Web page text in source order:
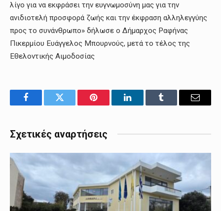
λίγο για να εκφράσει την ευγνωμοσύνη μας για την
ανιδιοτελή προσφορά ζωής και την έκφραση αλληλεγγύης
προς το συνάνθρωπο» δήλωσε ο Δήμαρχος Ραφήνας
Πικερμίου Ευάγγελος Μπουρνούς, μετά το τέλος της
Εθελοντικής Αιμοδοσίας
FacebookTwitter Pinterest LinkedInTumblr Email
Σχετικές αναρτήσεις